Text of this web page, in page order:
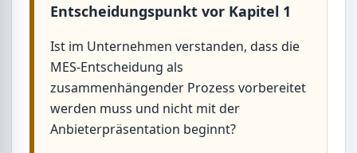
Entscheidungspunkt vor Kapitel 1
Ist im Unternehmen verstanden, dass die
MES-Entscheidung als
zusammenhängender Prozess vorbereitet
werden muss und nicht mit der
Anbieterpräsentation beginnt?